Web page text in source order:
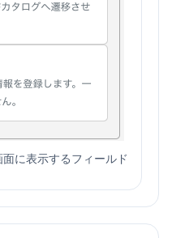
に表示するフィールド